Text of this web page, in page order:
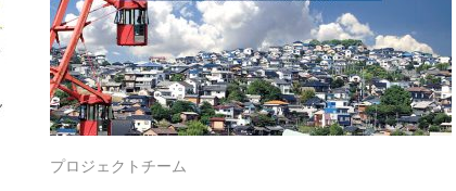
プロジェクトチーム